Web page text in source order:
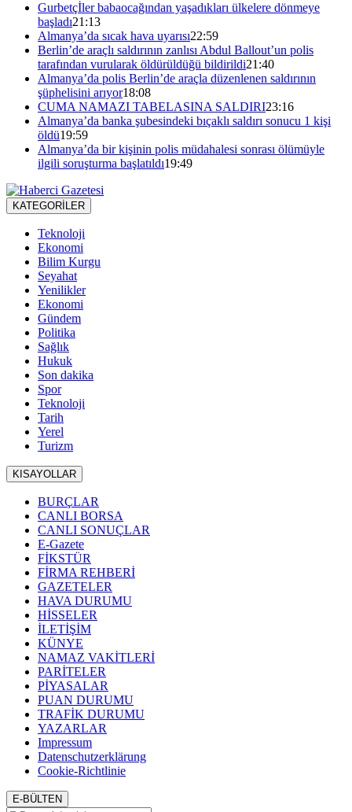
Gurbetçİler babaocağından yaşadıkları ülkelere dönmeye
başladı21:13
Almanya’da sıcak hava uyarısı22:59
Berlin’de araçlı saldırının zanlısı Abdul Ballout’un polis
tarafından vurularak öldürüldüğü bildirildi21:40
Almanya’da polis Berlin’de araçla düzenlenen saldırının
şüphelisini arıyor18:08
CUMA NAMAZI TABELASINA SALDIRI23:16
Almanya’da banka şubesindeki bıçaklı saldırı sonucu 1 kişi
öldü19:59
Almanya’da bir kişinin polis müdahalesi sonrası ölümüyle
ilgili soruşturma başlatıldı19:49
KATEGORİLER
Teknoloji
Ekonomi
Bilim Kurgu
Seyahat
Yenilikler
Ekonomi
Gündem
Politika
Sağlık
Hukuk
Son dakika
Spor
Teknoloji
Tarih
Yerel
Turizm
KISAYOLLAR
BURÇLAR
CANLI BORSA
CANLI SONUÇLAR
E-Gazete
FİKSTÜR
FİRMA REHBERİ
GAZETELER
HAVA DURUMU
HİSSELER
İLETİŞİM
KÜNYE
NAMAZ VAKİTLERİ
PARİTELER
PİYASALAR
PUAN DURUMU
TRAFİK DURUMU
YAZARLAR
Impressum
Datenschutzerklärung
Cookie-Richtlinie
E-BÜLTEN